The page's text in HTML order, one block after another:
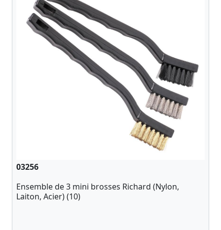
03256
Ensemble de 3 mini brosses Richard (Nylon,
Laiton, Acier) (10)